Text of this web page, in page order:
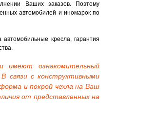
Ваших заказов. Поэтому
автомобилей и иномарок по
кресла, гарантия
имеют ознакомительный
связи с конструктивными
и покрой чехла на Ваш
от представленных на